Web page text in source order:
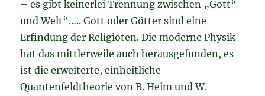
– es gibt keinerlei Trennung zwischen „Gott“
und Welt“….. Gott oder Götter sind eine
Erfindung der Religioten. Die moderne Physik
hat das mittlerweile auch herausgefunden, es
ist die erweiterte, einheitliche
Quantenfeldtheorie von B. Heim und W.